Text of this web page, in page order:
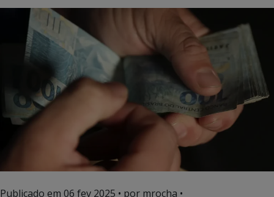
Publicado em 06 fev 2025 • por mrocha •